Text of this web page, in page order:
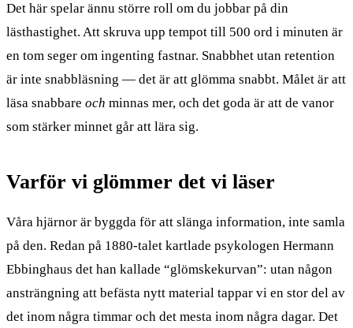
Det här spelar ännu större roll om du jobbar på din
lästhastighet. Att skruva upp tempot till 500 ord i minuten är
en tom seger om ingenting fastnar. Snabbhet utan retention
är inte snabbläsning — det är att glömma snabbt. Målet är att
läsa snabbare och minnas mer, och det goda är att de vanor
som stärker minnet går att lära sig.
Varför vi glömmer det vi läser
Våra hjärnor är byggda för att slänga information, inte samla
på den. Redan på 1880-talet kartlade psykologen Hermann
Ebbinghaus det han kallade “glömskekurvan”: utan någon
ansträngning att befästa nytt material tappar vi en stor del av
det inom några timmar och det mesta inom några dagar. Det